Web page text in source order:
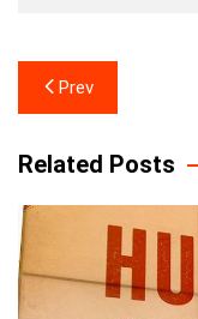
Post
navigation
Prev
Related Posts